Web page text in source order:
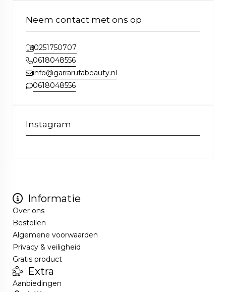
Neem contact met ons op
0251750707
0618048556
info@garrarufabeauty.nl
0618048556
Instagram
Informatie
Over ons
Bestellen
Algemene voorwaarden
Privacy & veiligheid
Gratis product
Extra
Aanbiedingen